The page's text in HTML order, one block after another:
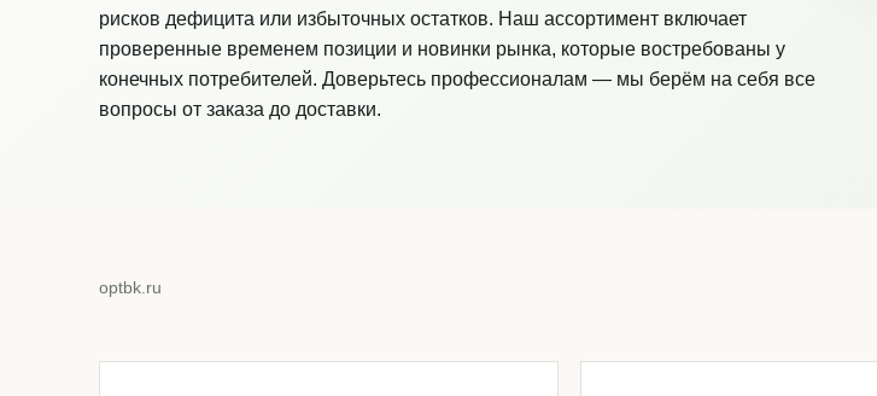
рисков дефицита или избыточных остатков. Наш ассортимент включает
проверенные временем позиции и новинки рынка, которые востребованы у
конечных потребителей. Доверьтесь профессионалам — мы берём на себя все
вопросы от заказа до доставки.
optbk.ru